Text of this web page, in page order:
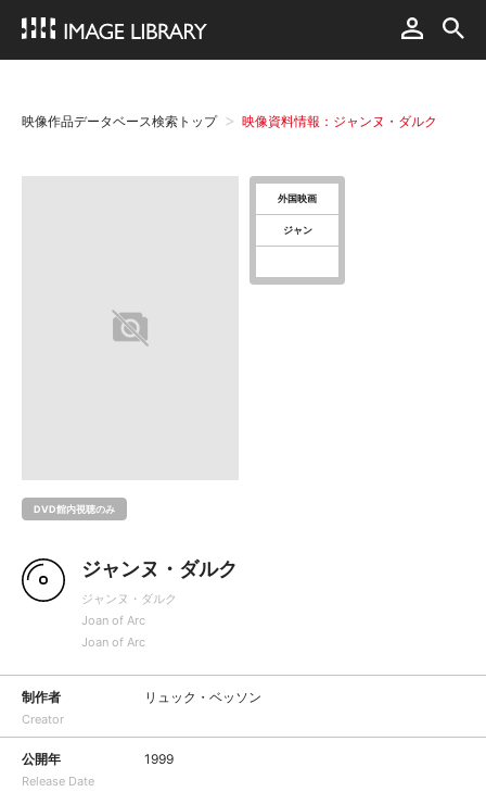
映像作品データベース検索トップ 映像資料情報：ジャンヌ・ダルク
DVD館内視聴のみ
外国映画
ジャン
ジャンヌ・ダルク
ジャンヌ・ダルク
Joan of Arc
Joan of Arc
制作者
Creator
リュック・ベッソン
公開年
Release Date
1999